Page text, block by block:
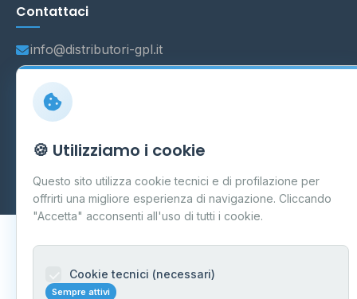
Contattaci
info@distributori-gpl.it
Carpi P.IVA 03859300364
Dati forniti da Ministero delle Imprese e del Made in Italy
Aggiornamento quotidiano
🍪 Utilizziamo i cookie
Questo sito utilizza cookie tecnici e di profilazione per
offrirti una migliore esperienza di navigazione. Cliccando
"Accetta" acconsenti all'uso di tutti i cookie.
Cookie tecnici (necessari)
Sempre attivi